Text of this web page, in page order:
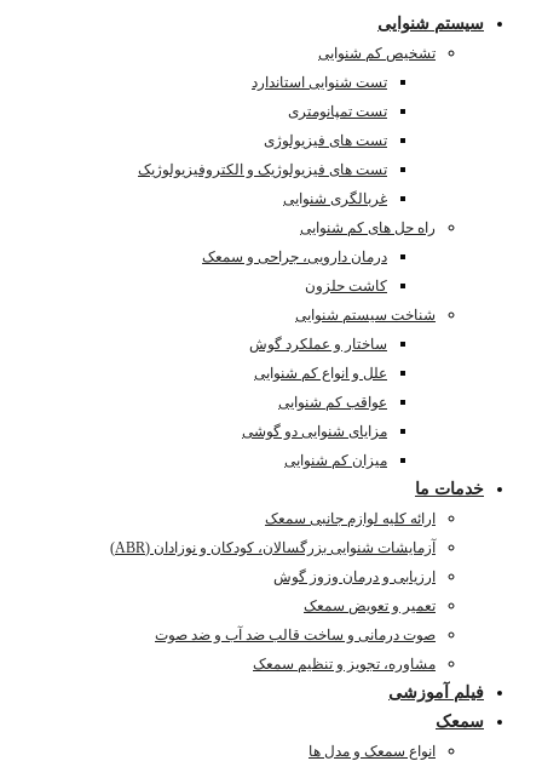
سیستم شنوایی
تشخیص کم شنوایی
تست شنوایی استاندارد
تست تمپانومتری
تست های فیزیولوژی
تست های فیزیولوژیک و الکتروفیزیولوژیک
غربالگری شنوایی
راه حل های کم شنوایی
درمان دارویی، جراحی و سمعک
کاشت حلزون
شناخت سیستم شنوایی
ساختار و عملکرد گوش
علل و انواع کم شنوایی
عواقب کم شنوایی
مزایای شنوایی دو گوشی
میزان کم شنوایی
خدمات ما
ارائه کلیه لوازم جانبی سمعک
آزمایشات شنوایی بزرگسالان، کودکان و نوزادان (ABR)
ارزیابی و درمان وزوز گوش
تعمیر و تعویض سمعک
صوت درمانی و ساخت قالب ضد آب و ضد صوت
مشاوره، تجویز و تنظیم سمعک
فیلم آموزشی
سمعک
انواع سمعک و مدل ها